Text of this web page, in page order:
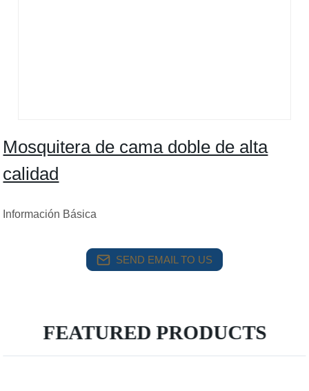
Mosquitera de cama doble de alta
calidad
Información Básica
SEND EMAIL TO US
FEATURED PRODUCTS